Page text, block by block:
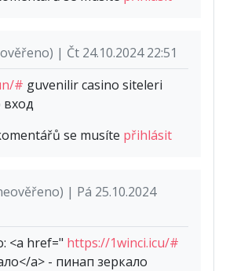
| Čt 24.10.2024 22:51
# guvenilir casino siteleri
вход
se musíte přihlásit
| Pá 25.10.2024
<a href=" https://1winci.icu/#
a> - пинап зеркало